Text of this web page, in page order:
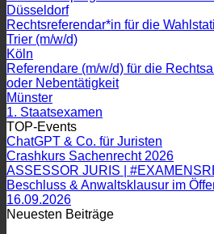
Düsseldorf
Rechtsreferendar*in für die
Trier (m/w/d)
Köln
Referendare (m/w/d) für die
oder Nebentätigkeit
Münster
1. Staatsexamen
TOP-Events
ChatGPT & Co. für Juristen
Crashkurs Sachenrecht 2026
ASSESSOR JURIS |
Beschluss & Anwaltsklausur im
16.09.2026
Neuesten Beiträge